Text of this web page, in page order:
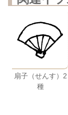
扇子（せんす）2
種